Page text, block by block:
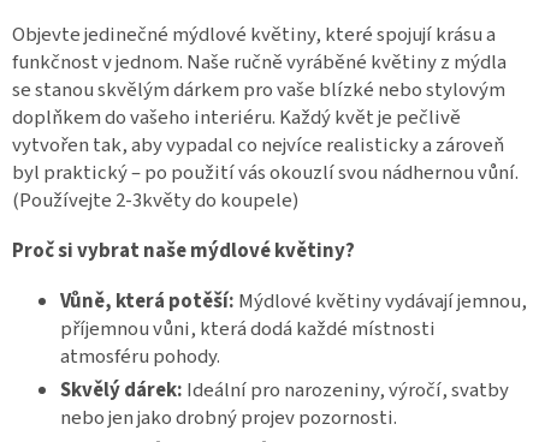
Objevte jedinečné mýdlové květiny, které spojují krásu a
funkčnost v jednom. Naše ručně vyráběné květiny z mýdla
se stanou skvělým dárkem pro vaše blízké nebo stylovým
doplňkem do vašeho interiéru. Každý květ je pečlivě
vytvořen tak, aby vypadal co nejvíce realisticky a zároveň
byl praktický – po použití vás okouzlí svou nádhernou vůní.
(Používejte 2-3květy do koupele)
Proč si vybrat naše mýdlové květiny?
Vůně, která potěší: Mýdlové květiny vydávají jemnou,
příjemnou vůni, která dodá každé místnosti
atmosféru pohody.
Skvělý dárek: Ideální pro narozeniny, výročí, svatby
nebo jen jako drobný projev pozornosti.